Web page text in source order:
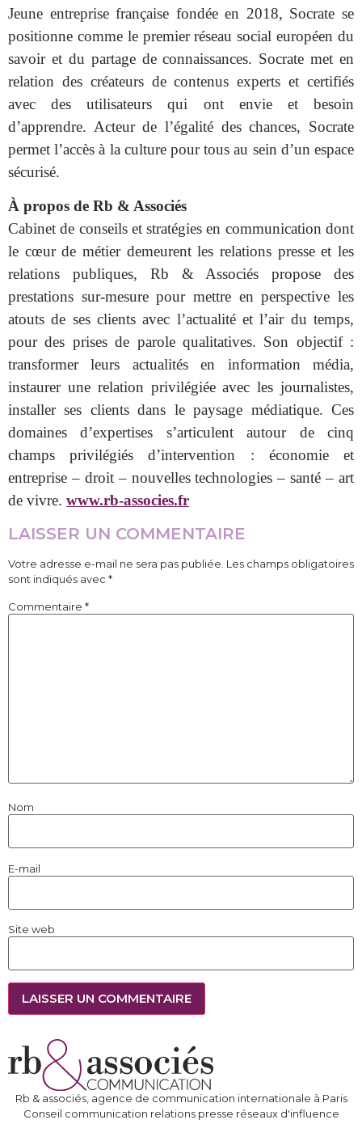
Jeune entreprise française fondée en 2018, Socrate se
positionne comme le premier réseau social européen du
savoir et du partage de connaissances. Socrate met en
relation des créateurs de contenus experts et certifiés
avec des utilisateurs qui ont envie et besoin
d’apprendre. Acteur de l’égalité des chances, Socrate
permet l’accès à la culture pour tous au sein d’un espace
sécurisé.
À propos de Rb & Associés
Cabinet de conseils et stratégies en communication dont
le cœur de métier demeurent les relations presse et les
relations publiques, Rb & Associés propose des
prestations sur-mesure pour mettre en perspective les
atouts de ses clients avec l’actualité et l’air du temps,
pour des prises de parole qualitatives. Son objectif :
transformer leurs actualités en information média,
instaurer une relation privilégiée avec les journalistes,
installer ses clients dans le paysage médiatique. Ces
domaines d’expertises s’articulent autour de cinq
champs privilégiés d’intervention : économie et
entreprise – droit – nouvelles technologies – santé – art
de vivre. www.rb-associes.fr
LAISSER UN COMMENTAIRE
Votre adresse e-mail ne sera pas publiée. Les champs obligatoires
sont indiqués avec *
Commentaire *
Nom
E-mail
Site web
Rb & associés, agence de communication internationale à Paris
Conseil communication relations presse réseaux d'influence